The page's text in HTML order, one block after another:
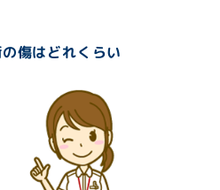
傷はどれくらい